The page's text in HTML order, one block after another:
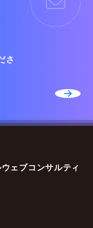
さ
ェブコンサルティ